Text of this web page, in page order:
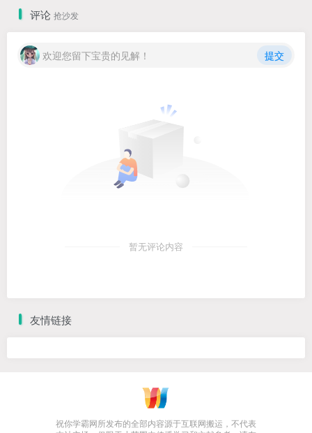
评论 抢沙发
欢迎您留下宝贵的见解！ 提交
暂无评论内容
友情链接
祝你学霸网所发布的全部内容源于互联网搬运，不代表